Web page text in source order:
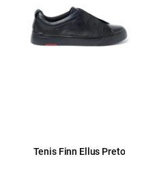
Tenis Finn Ellus Preto